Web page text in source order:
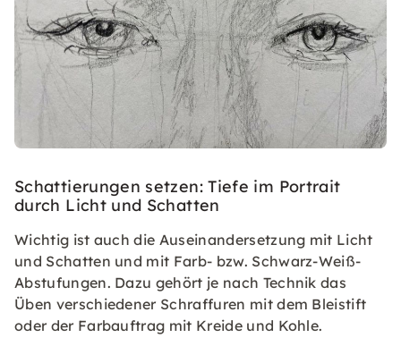
Schattierungen setzen: Tiefe im Portrait
durch Licht und Schatten
Wichtig ist auch die Auseinandersetzung mit Licht
und Schatten und mit Farb- bzw. Schwarz-Weiß-
Abstufungen. Dazu gehört je nach Technik das
Üben verschiedener Schraffuren mit dem Bleistift
oder der Farbauftrag mit Kreide und Kohle.